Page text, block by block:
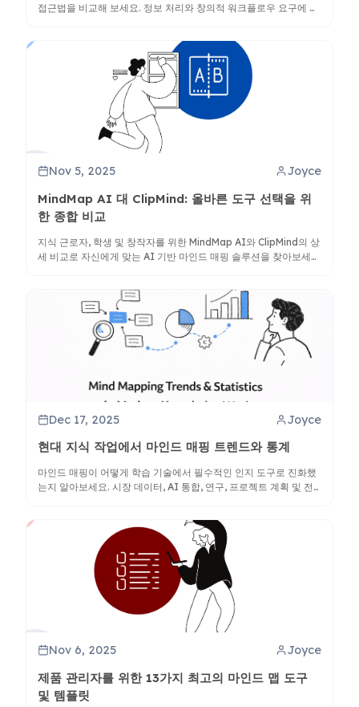
접근법을 비교해 보세요. 정보 처리와 창의적 워크플로우 요구에 더
Nov 5, 2025 Joyce
MindMap AI 대 ClipMind: 올바른 도구 선택을 위
한 종합 비교
지식 근로자, 학생 및 창작자를 위한 MindMap AI와 ClipMind의 상
세 비교로 자신에게 맞는 AI 기반 마인드 매핑 솔루션을 찾아보세
Dec 17, 2025 Joyce
현대 지식 작업에서 마인드 매핑 트렌드와 통계
마인드 매핑이 어떻게 학습 기술에서 필수적인 인지 도구로 진화했
는지 알아보세요. 시장 데이터, AI 통합, 연구, 프로젝트 계획 및 전
Nov 6, 2025 Joyce
제품 관리자를 위한 13가지 최고의 마인드 맵 도구
및 템플릿